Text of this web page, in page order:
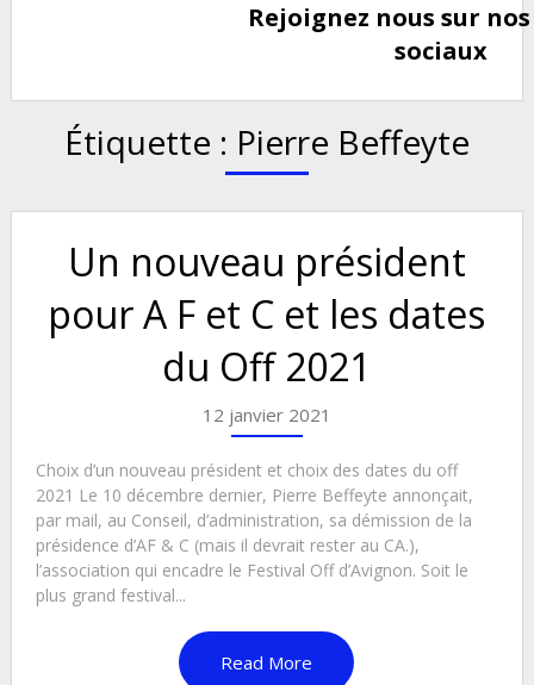
Rejoignez nous sur
sociaux
Étiquette : Pierre Beffeyte
Un nouveau président
pour A F et C et les dates
du Off 2021
12 janvier 2021
Choix d’un nouveau président et choix des dates du off
2021 Le 10 décembre dernier, Pierre Beffeyte annonçait,
par mail, au Conseil, d’administration, sa démission de la
présidence d’AF & C (mais il devrait rester au CA.),
l’association qui encadre le Festival Off d’Avignon. Soit le
plus grand festival...
Read More